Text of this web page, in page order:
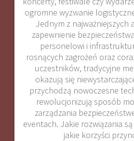
ogromne wyzwanie
Jednym z najważniejszych
zapewnienie
personelowi i
rosnących zagrożeń oraz
uczestników, tradycyjne
okazują się
przychodzą nowoczesne
rewolucjonizują sposób
zarządzania
eventach. Jakie rozwiązania
jakie korzyści